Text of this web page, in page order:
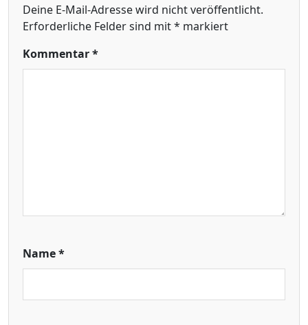
Deine E-Mail-Adresse wird nicht veröffentlicht.
Erforderliche Felder sind mit* markiert
Kommentar*
Name*